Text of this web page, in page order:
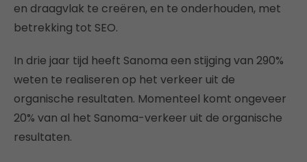
en draagvlak te creëren, en te onderhouden, met
betrekking tot SEO.
In drie jaar tijd heeft Sanoma een stijging van 290%
weten te realiseren op het verkeer uit de
organische resultaten. Momenteel komt ongeveer
20% van al het Sanoma-verkeer uit de organische
resultaten.